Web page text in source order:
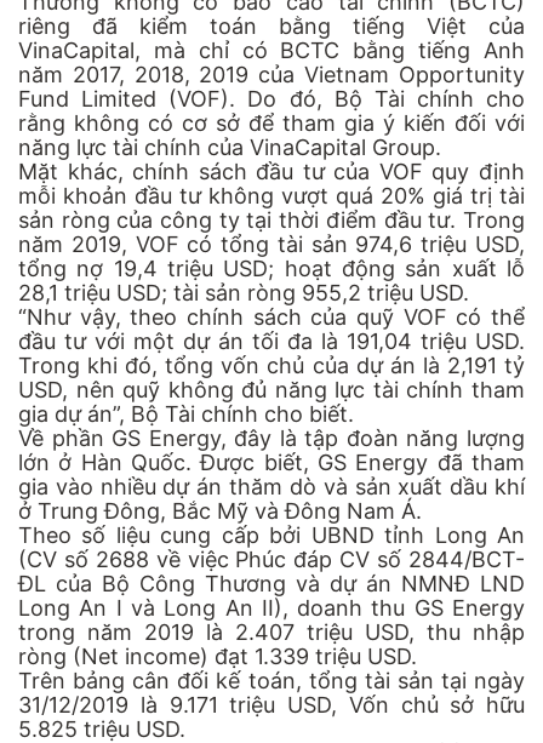
riêng đã kiểm toán bằng tiếng Việt của
VinaCapital, mà chỉ có BCTC bằng tiếng Anh
năm 2017, 2018, 2019 của Vietnam Opportunity
Fund Limited (VOF). Do đó, Bộ Tài chính cho
rằng không có cơ sở để tham gia ý kiến đối với
năng lực tài chính của VinaCapital Group.
Mặt khác, chính sách đầu tư của VOF quy định
mỗi khoản đầu tư không vượt quá 20% giá trị tài
sản ròng của công ty tại thời điểm đầu tư. Trong
năm 2019, VOF có tổng tài sản 974,6 triệu USD,
tổng nợ 19,4 triệu USD; hoạt động sản xuất lỗ
28,1 triệu USD; tài sản ròng 955,2 triệu USD.
“Như vậy, theo chính sách của quỹ VOF có thể
đầu tư với một dự án tối đa là 191,04 triệu USD.
Trong khi đó, tổng vốn chủ của dự án là 2,191 tỷ
USD, nên quỹ không đủ năng lực tài chính tham
gia dự án”, Bộ Tài chính cho biết.
Về phần GS Energy, đây là tập đoàn năng lượng
lớn ở Hàn Quốc. Được biết, GS Energy đã tham
gia vào nhiều dự án thăm dò và sản xuất dầu khí
ở Trung Đông, Bắc Mỹ và Đông Nam Á.
Theo số liệu cung cấp bởi UBND tỉnh Long An
(CV số 2688 về việc Phúc đáp CV số 2844/BCT-
ĐL của Bộ Công Thương và dự án NMNĐ LND
Long An I và Long An II), doanh thu GS Energy
trong năm 2019 là 2.407 triệu USD, thu nhập
ròng (Net income) đạt 1.339 triệu USD.
Trên bảng cân đối kế toán, tổng tài sản tại ngày
31/12/2019 là 9.171 triệu USD, Vốn chủ sở hữu
5.825 triệu USD.